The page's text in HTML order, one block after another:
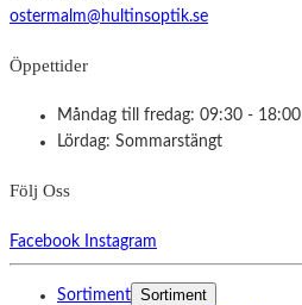
ostermalm@hultinsoptik.se
Öppettider
Måndag till fredag: 09:30 - 18:00
Lördag: Sommarstängt
Följ Oss
Facebook Instagram
Sortiment Sortiment